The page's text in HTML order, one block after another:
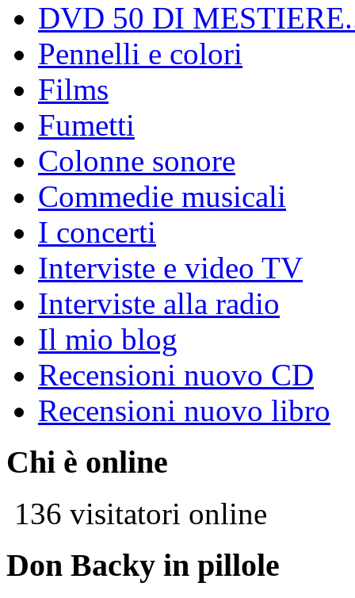
DVD 50 DI
Pennelli e colori
Films
Fumetti
Colonne sonore
Commedie musicali
I concerti
Interviste e video TV
Interviste alla radio
Il mio blog
Recensioni nuovo CD
Recensioni nuovo libro
Chi è online
136 visitatori online
Don Backy in pillole